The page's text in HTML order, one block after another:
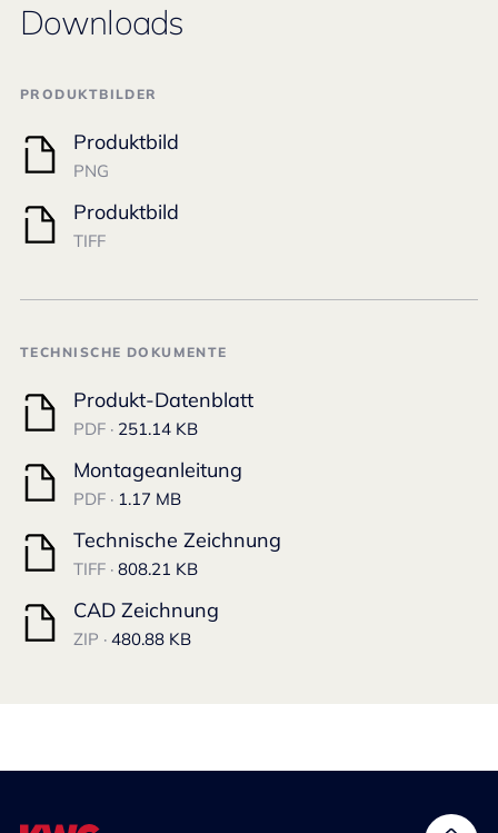
Downloads
PRODUKTBILDER
Produktbild
PNG
Produktbild
TIFF
TECHNISCHE DOKUMENTE
Produkt-Datenblatt
PDF · 251.14 KB
Montageanleitung
PDF · 1.17 MB
Technische Zeichnung
TIFF · 808.21 KB
CAD Zeichnung
ZIP · 480.88 KB